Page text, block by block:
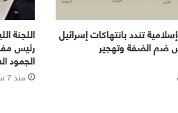
تندد بانتهاكات إسرائيل
ضم الضفة وتهجير رئيس
الجمود
منذ 7 ساعات